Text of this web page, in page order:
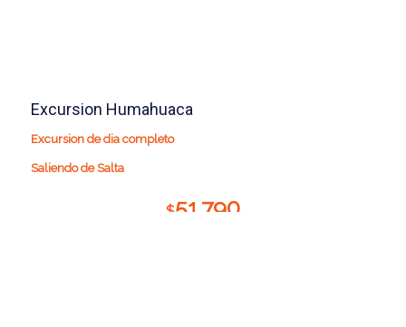
Excursion Humahuaca
Excursion de dia completo
Saliendo de Salta
$51.790